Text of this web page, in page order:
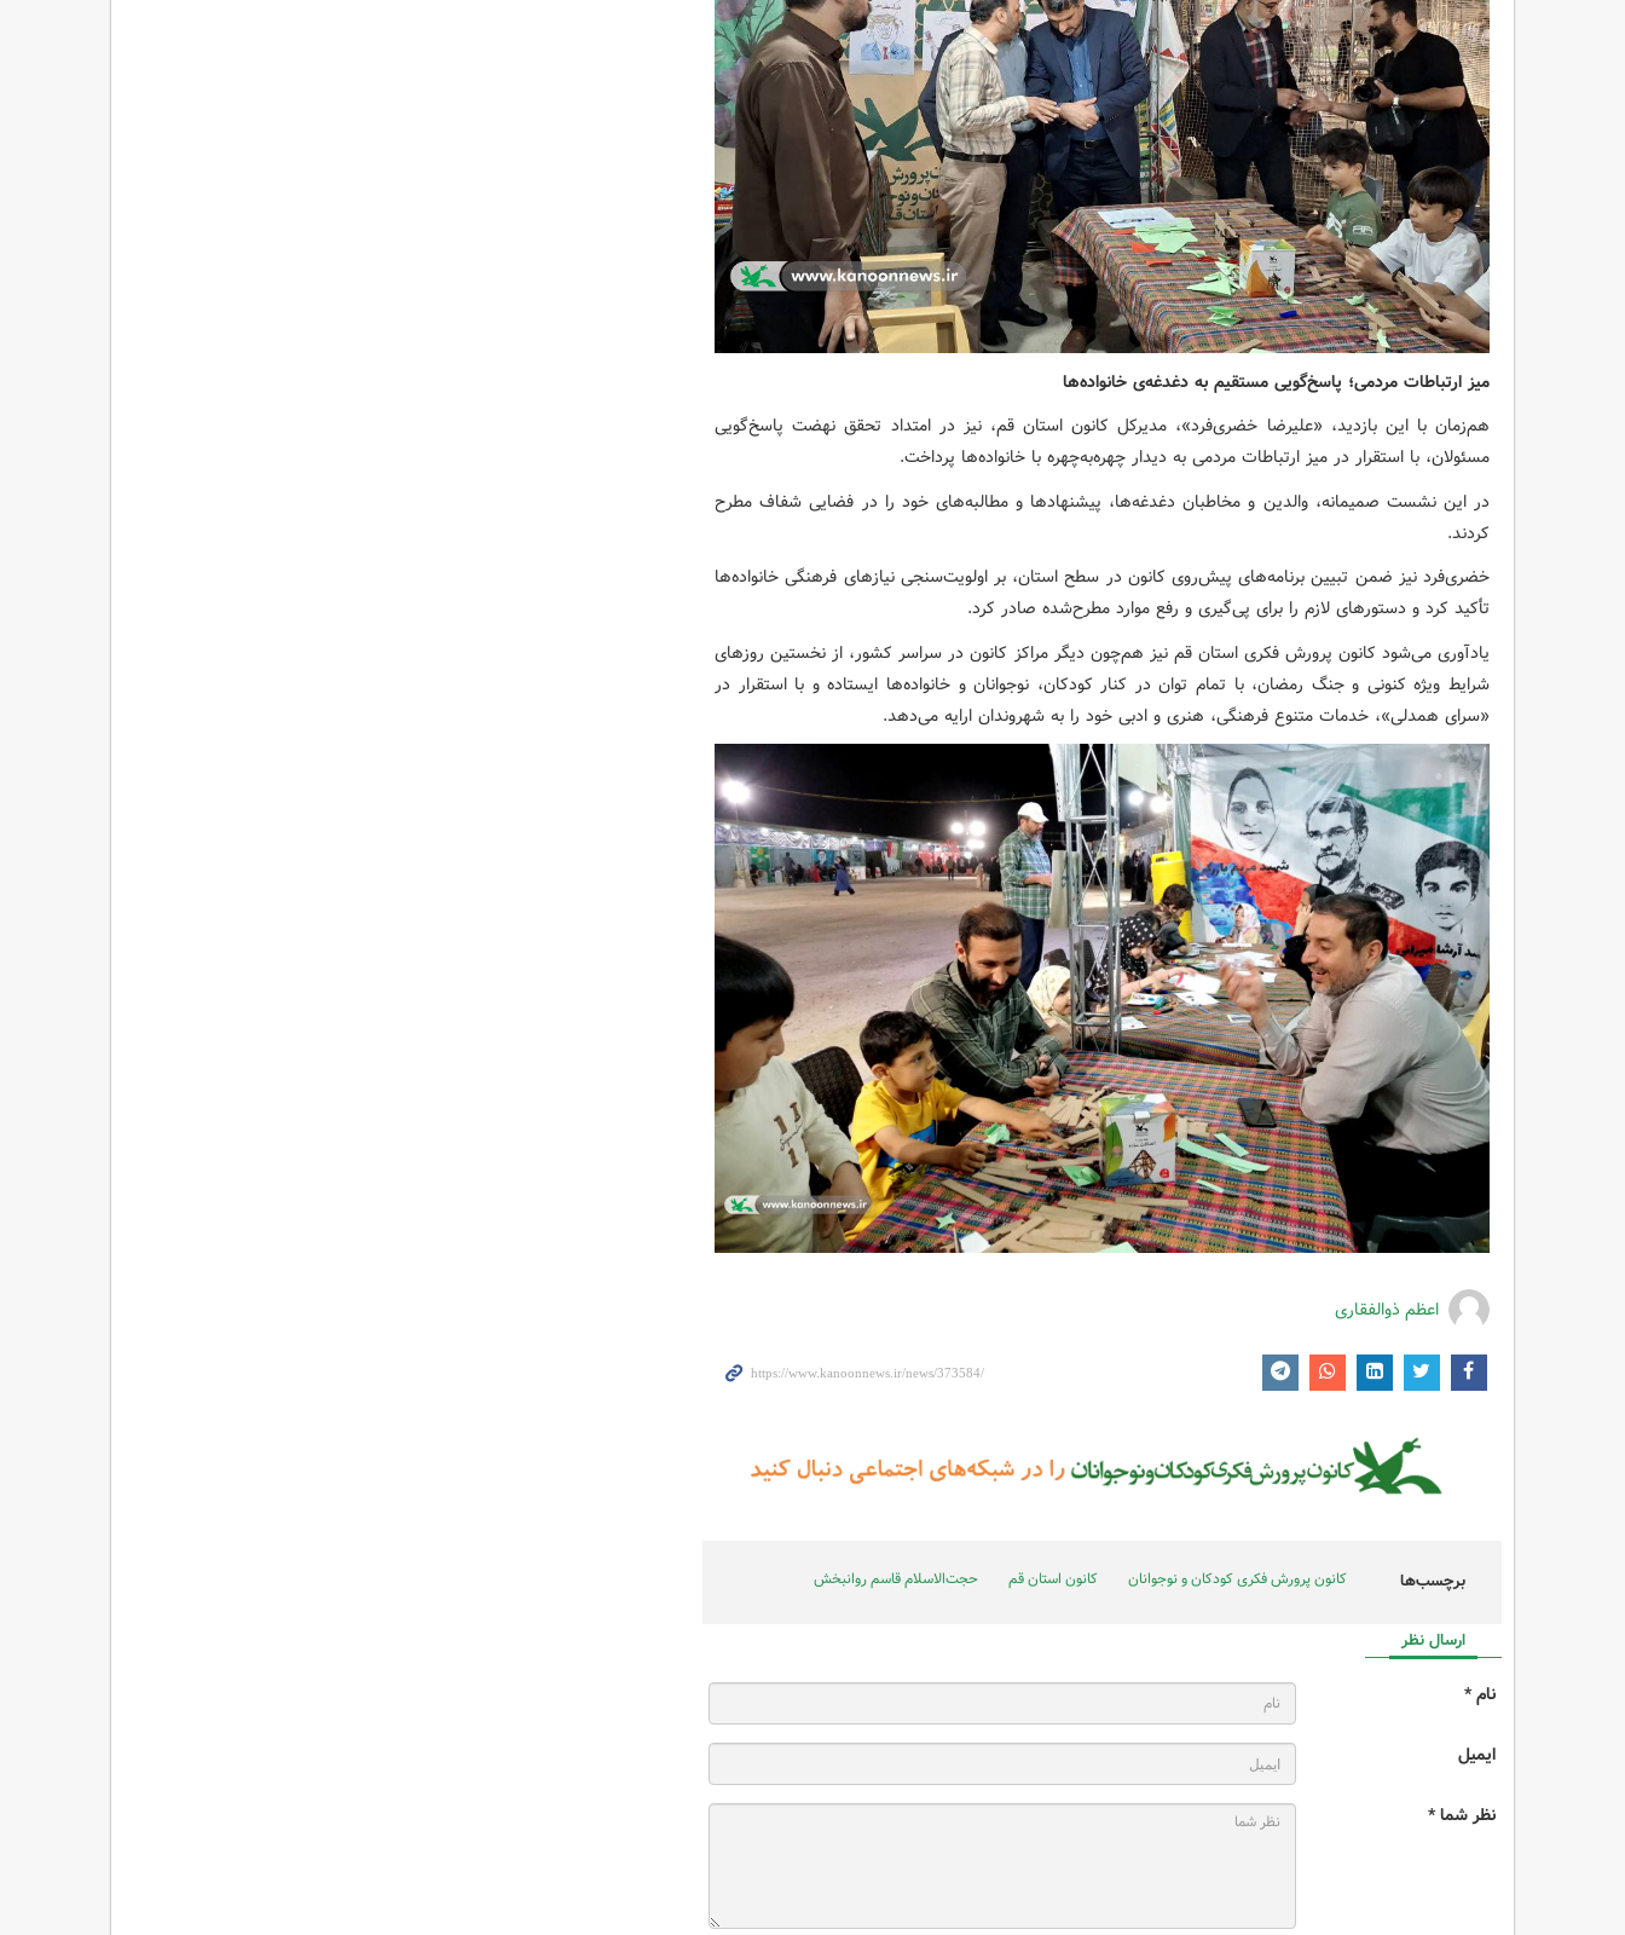
میز ارتباطات مردمی؛ پاسخ‌گویی مستقیم به دغدغه‌ی خانواده‌ها
هم‌زمان با این بازدید، «علیرضا خضری‌فرد»، مدیرکل کانون استان قم، نیز در امتداد تحقق نهضت پاسخ‌گویی
مسئولان، با استقرار در میز ارتباطات مردمی به دیدار چهره‌به‌چهره با خانواده‌ها پرداخت.
در این نشست صمیمانه، والدین و مخاطبان دغدغه‌ها، پیشنهادها و مطالبه‌های خود را در فضایی شفاف مطرح
کردند.
خضری‌فرد نیز ضمن تبیین برنامه‌های پیش‌روی کانون در سطح استان، بر اولویت‌سنجی نیازهای فرهنگی خانواده‌ها
تأکید کرد و دستورهای لازم را برای پی‌گیری و رفع موارد مطرح‌شده صادر کرد.
یادآوری می‌شود کانون پرورش فکری استان قم نیز هم‌چون دیگر مراکز کانون در سراسر کشور، از نخستین روزهای
شرایط ویژه کنونی و جنگ رمضان، با تمام توان در کنار کودکان، نوجوانان و خانواده‌ها ایستاده و با استقرار در
«سرای همدلی»، خدمات متنوع فرهنگی، هنری و ادبی خود را به شهروندان ارایه می‌دهد.
اعظم ذوالفقاری
برچسب‌ها کانون پرورش فکری کودکان و نوجوانان کانون استان قم حجت‌الاسلام قاسم روانبخش
ارسال نظر
نام *
ایمیل
نظر شما *